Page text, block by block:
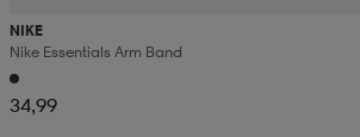
NIKE
Nike Essentials Arm Band
34,99